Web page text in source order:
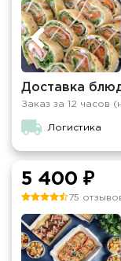
Доставка
Заказ за 12 часов
Логистика
5 400 ₽
75